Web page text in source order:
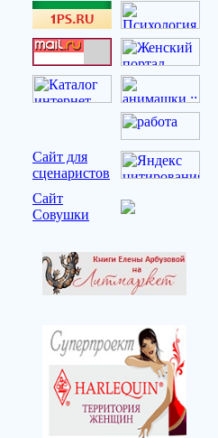
Сайт для
сценаристов
Сайт
Совушки